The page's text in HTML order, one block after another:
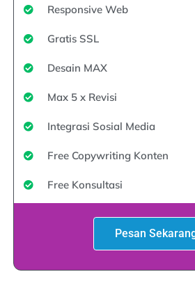
Responsive Web
Gratis SSL
Desain MAX
Max 5 x Revisi
Integrasi Sosial Media
Free Copywriting Konten
Free Konsultasi
Pesan